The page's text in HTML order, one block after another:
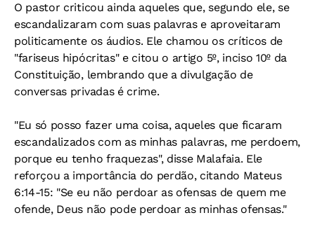
O pastor criticou ainda aqueles que, segundo ele, se
escandalizaram com suas palavras e aproveitaram
politicamente os áudios. Ele chamou os críticos de
"fariseus hipócritas" e citou o artigo 5º, inciso 10º da
Constituição, lembrando que a divulgação de
conversas privadas é crime.
"Eu só posso fazer uma coisa, aqueles que ficaram
escandalizados com as minhas palavras, me perdoem,
porque eu tenho fraquezas", disse Malafaia. Ele
reforçou a importância do perdão, citando Mateus
6:14-15: "Se eu não perdoar as ofensas de quem me
ofende, Deus não pode perdoar as minhas ofensas."